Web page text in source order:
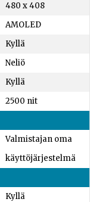
480 x 408
AMOLED
Kyllä
Neliö
Kyllä
2500 nit
Valmistajan oma
käyttöjärjestelmä
Kyllä